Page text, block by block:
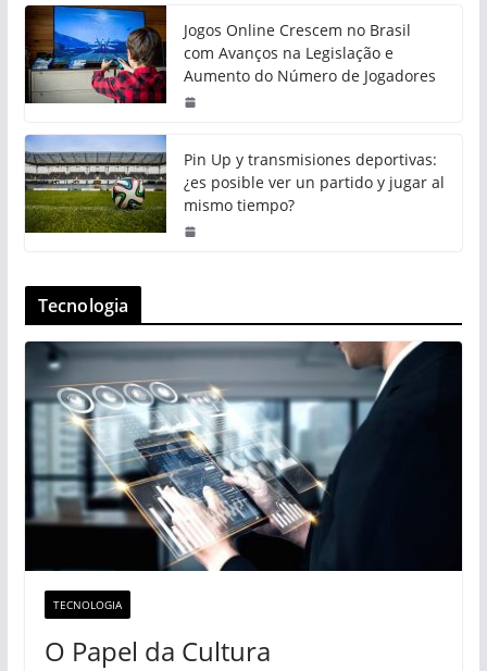
Jogos Online Crescem no Brasil
com Avanços na Legislação e
Aumento do Número de Jogadores
Pin Up y transmisiones deportivas:
¿es posible ver un partido y jugar al
mismo tiempo?
Tecnologia
TECNOLOGIA
O Papel da Cultura